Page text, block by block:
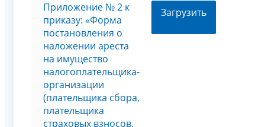
Приложение № 2 к
приказу: «Форма
постановления о
наложении ареста
на имущество
налогоплательщика-
организации
(плательщика сбора,
плательщика
страховых взносов,
Загрузить